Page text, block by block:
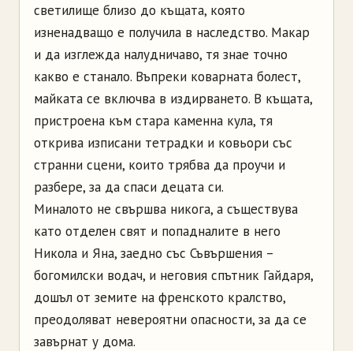
светилище близо до къщата, която
изненадващо е получила в наследство. Макар
и да изглежда налудничаво, тя знае точно
какво е станало. Въпреки коварната болест,
майката се включва в издирването. В къщата,
пристроена към стара каменна кула, тя
открива изписани тетрадки и ковьори със
странни сцени, които трябва да проучи и
разбере, за да спаси децата си.
Миналото не свършва никога, а съществува
като отделен свят и попадналите в него
Никола и Яна, заедно със Съвършения –
богомилски водач, и неговия спътник Гайдаря,
дошъл от земите на френското кралство,
преодоляват невероятни опасности, за да се
завърнат у дома.